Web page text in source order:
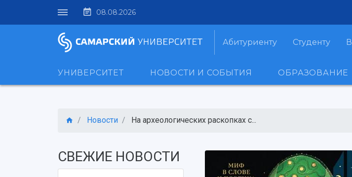
08.08.2026
Абитуриенту Студенту
УНИВЕРСИТЕТ НОВОСТИ И СОБЫТИЯ ОБРАЗОВАНИЕ
Новости На археологических раскопках с...
СВЕЖИЕ НОВОСТИ